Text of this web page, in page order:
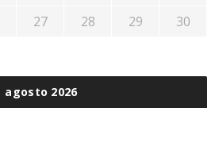
agosto 2026
27 28 29
30